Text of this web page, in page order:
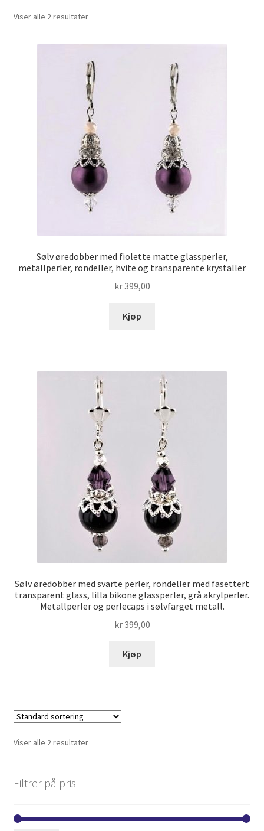
Viser alle 2 resultater
Sølv øredobber med fiolette matte glassperler,
metallperler, rondeller, hvite og transparente krystaller
kr399,00
Kjøp
Sølv øredobber med svarte perler, rondeller med fasettert
transparent glass, lilla bikone glassperler, grå akrylperler.
Metallperler og perlecaps i sølvfarget metall.
kr399,00
Kjøp
Viser alle 2 resultater
Filtrer på pris